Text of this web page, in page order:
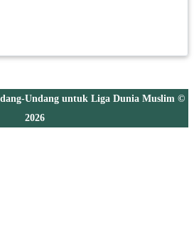
Undang untuk Liga Dunia Muslim ©
2026